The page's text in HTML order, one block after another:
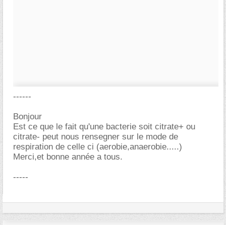
------
Bonjour
Est ce que le fait qu'une bacterie soit citrate+ ou
citrate- peut nous rensegner sur le mode de
respiration de celle ci (aerobie,anaerobie.....)
Merci,et bonne année a tous.
-----